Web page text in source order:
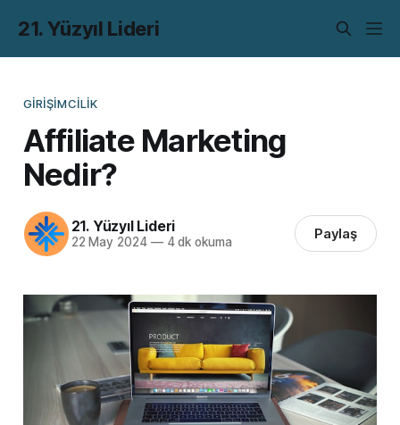
21. Yüzyıl Lideri
GIRIŞIMCILIK
Affiliate Marketing
Nedir?
21. Yüzyıl Lideri
22 May 2024 —4 dk okuma Paylaş